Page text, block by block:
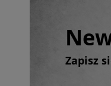
Zapisz